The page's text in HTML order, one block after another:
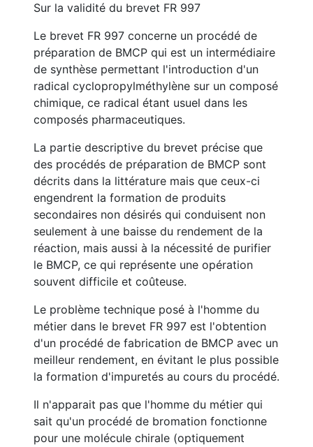
Sur la validité du brevet FR 997
Le brevet FR 997 concerne un procédé de
préparation de BMCP qui est un intermédiaire
de synthèse permettant l'introduction d'un
radical cyclopropylméthylène sur un composé
chimique, ce radical étant usuel dans les
composés pharmaceutiques.
La partie descriptive du brevet précise que
des procédés de préparation de BMCP sont
décrits dans la littérature mais que ceux-ci
engendrent la formation de produits
secondaires non désirés qui conduisent non
seulement à une baisse du rendement de la
réaction, mais aussi à la nécessité de purifier
le BMCP, ce qui représente une opération
souvent difficile et coûteuse.
Le problème technique posé à l'homme du
métier dans le brevet FR 997 est l'obtention
d'un procédé de fabrication de BMCP avec un
meilleur rendement, en évitant le plus possible
la formation d'impuretés au cours du procédé.
Il n'apparait pas que l'homme du métier qui
sait qu'un procédé de bromation fonctionne
pour une molécule chirale (optiquement